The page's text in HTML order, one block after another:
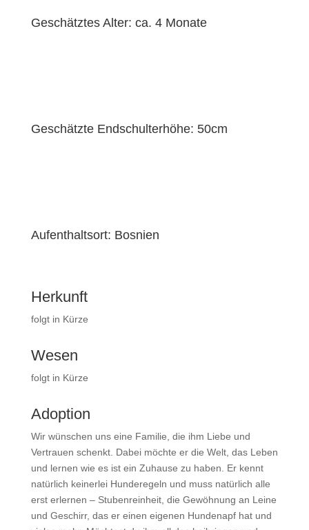
Geschätztes Alter: ca. 4 Monate
Geschätzte Endschulterhöhe: 50cm
Aufenthaltsort: Bosnien
Herkunft
folgt in Kürze
Wesen
folgt in Kürze
Adoption
Wir wünschen uns eine Familie, die ihm Liebe und
Vertrauen schenkt. Dabei möchte er die Welt, das Leben
und lernen wie es ist ein Zuhause zu haben. Er kennt
natürlich keinerlei Hunderegeln und muss natürlich alle
erst erlernen – Stubenreinheit, die Gewöhnung an Leine
und Geschirr, das er einen eigenen Hundenapf hat und